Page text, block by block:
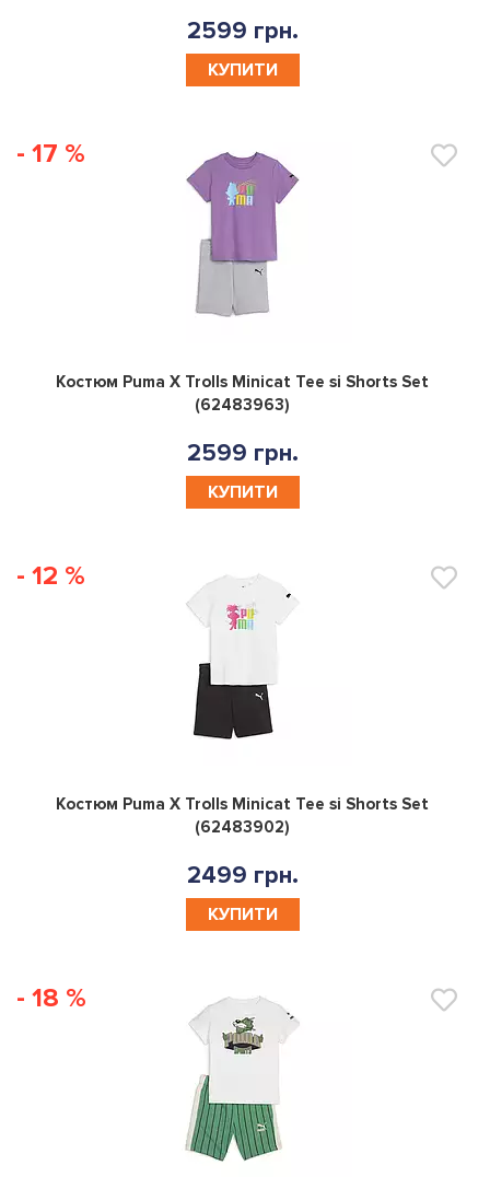
2599 грн.
КУПИТИ
- 17 %
0
Костюм Puma X Trolls Minicat Tee si Shorts Set
(62483963)
2599 грн.
КУПИТИ
- 12 %
0
Костюм Puma X Trolls Minicat Tee si Shorts Set
(62483902)
2499 грн.
КУПИТИ
- 18 %